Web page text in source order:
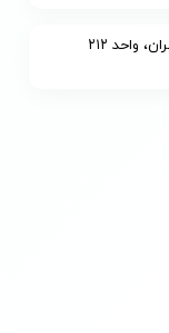
واحد ۲۱۲